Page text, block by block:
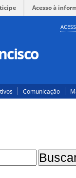
Acesso à
Comunicação